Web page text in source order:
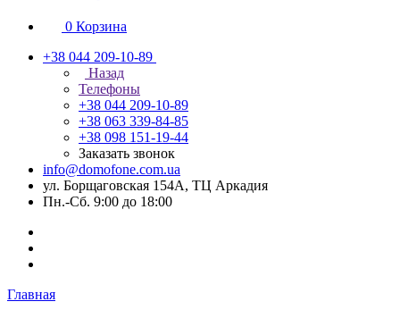
0 Корзина
+38 044 209-10-89
Назад
Телефоны
+38 044 209-10-89
+38 063 339-84-85
+38 098 151-19-44
Заказать звонок
info@domofone.com.ua
ул. Борщаговская 154А, ТЦ Аркадия
Пн.-Сб. 9:00 до 18:00
Главная